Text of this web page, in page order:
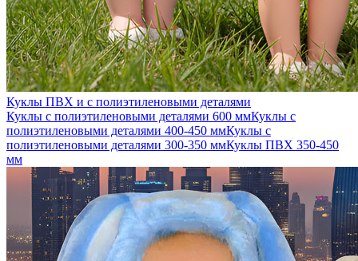
Куклы ПВХ и с полиэтиленовыми деталями
Куклы с полиэтиленовыми деталями 600 ммКуклы с
полиэтиленовыми деталями 400-450 ммКуклы с
полиэтиленовыми деталями 300-350 ммКуклы ПВХ 350-450
мм